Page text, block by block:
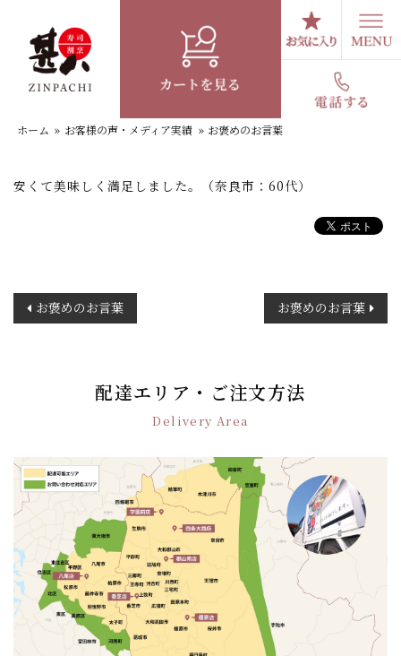
お褒めのお言葉
ホーム » お客様の声・メディア実績 » お褒めのお言葉
安くて美味しく満足しました。（奈良市：60代）
稿
ン
お褒めのお言葉 お褒めのお言葉
配達エリア・ご注文方法
Delivery Area